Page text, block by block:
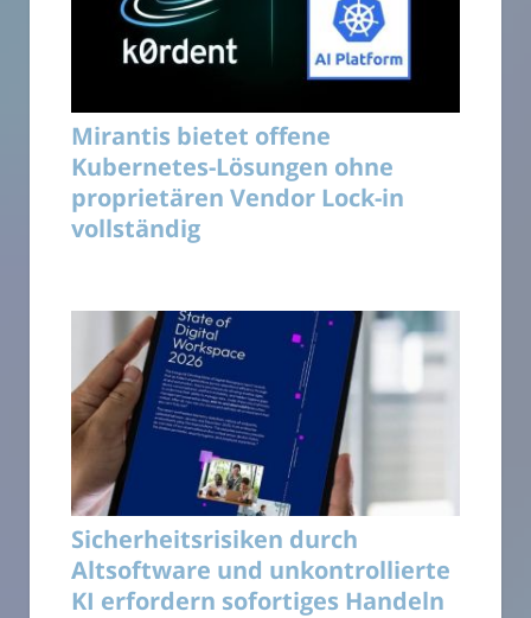
Mirantis bietet offene
Kubernetes-Lösungen ohne
proprietären Vendor Lock-in
vollständig
Sicherheitsrisiken durch
Altsoftware und unkontrollierte
KI erfordern sofortiges Handeln